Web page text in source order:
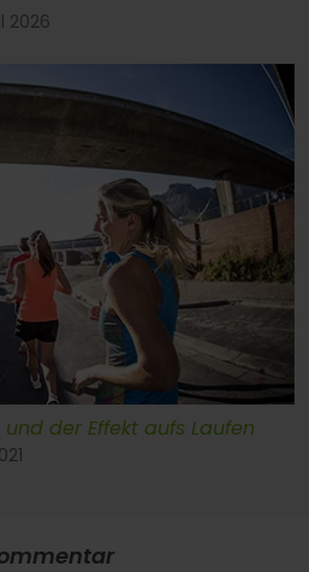
2026
der Effekt aufs Laufen